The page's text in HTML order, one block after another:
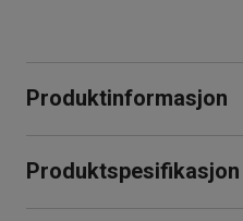
Produktinformasjon
nyttig i samlebånd, butikk-
Produktspesifikasjon